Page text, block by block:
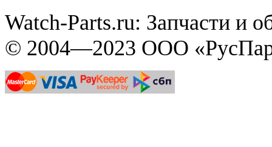
Watch-Parts.ru: Запчасти и
© 2004—2023 ООО